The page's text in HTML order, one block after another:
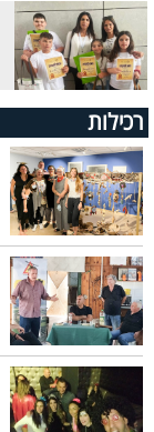
רכילות